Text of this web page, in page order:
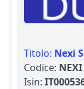
Titolo: Nexi
Codice: NEXI
Isin: